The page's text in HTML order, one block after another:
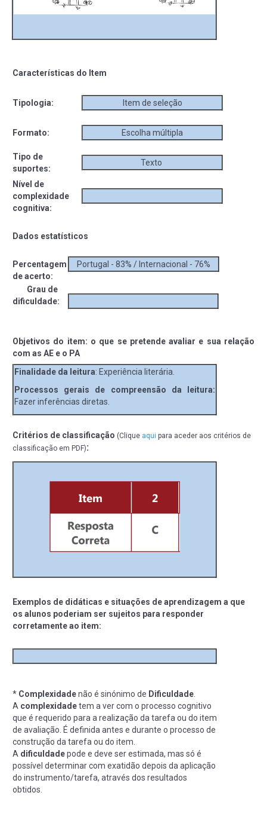
Características do Item
Tipologia: Item de seleção
Formato: Escolha múltipla
Tipo de
suportes:
Texto
Nível de
complexidade
cognitiva:
Dados estatísticos
Percentagem
de acerto:
Portugal - 83% / Internacional - 76%
Grau de
dificuldade:
Objetivos do item: o que se pretende avaliar e sua relação
com as AE e o PA
Finalidade da leitura: Experiência literária.
Processos gerais de compreensão da leitura:
Fazer inferências diretas.
Critérios de classificação (Clique aqui para aceder aos critérios de
classificação em PDF):
Exemplos de didáticas e situações de aprendizagem a que
os alunos poderiam ser sujeitos para responder
corretamente ao item:
* Complexidadenão é sinónimo de Dificuldade
A complexidadetem a ver com o processo cognitivo
que é requerido para a realização da tarefa ou do item
de avaliação. É definida antes e durante o processo de
construção da tarefa ou do item.
A dificuldadepode e deve ser estimada, mas só é
possível determinar com exatidão depois da aplicação
do instrumento/tarefa, através dos resultados
obtidos.